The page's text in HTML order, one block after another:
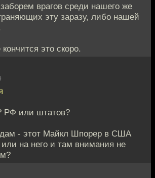
врагов среди нашего же
эту заразу, либо нашей
это скоро.
РФ или штатов?
- этот Майкл Шпорер в США
или на него и там внимания не